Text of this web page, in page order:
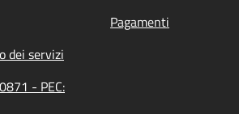
Pagamenti
dei servizi
- PEC: